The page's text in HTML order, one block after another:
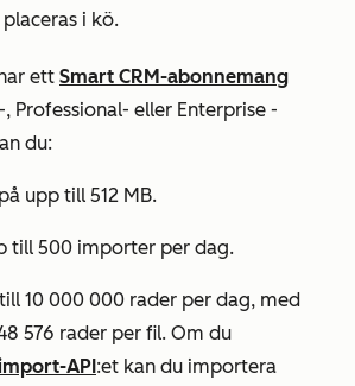
i kö.
ett Smart CRM-abonnemang
, Professional- eller Enterprise -
du:
upp till 512 MB.
till 500 importer per dag.
10 000 000 rader per dag, med
576 rader per fil. Om du
API:et kan du importera